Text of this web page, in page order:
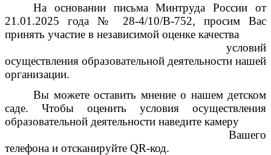
На основании письма Минтруда России от
21.01.2025 года № 28-4/10/В-752, просим Вас
принять участие в независимой оценке качества
условий
осуществления образовательной деятельности нашей
организации.
Вы можете оставить мнение о нашем детском
саде. Чтобы оценить условия осуществления
образовательной деятельности наведите камеру
Вашего
телефона и отсканируйте QR-код.